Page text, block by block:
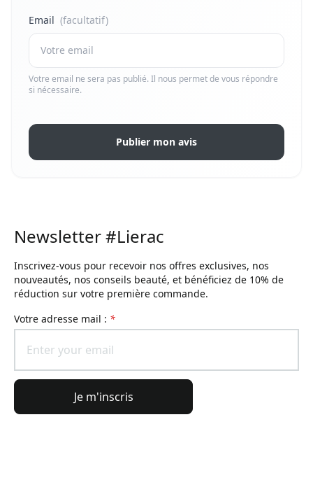
Email (facultatif)
Votre email ne sera pas publié. Il nous permet de vous répondre
si nécessaire.
Publier mon avis
Newsletter #Lierac
Inscrivez-vous pour recevoir nos offres exclusives, nos
nouveautés, nos conseils beauté, et bénéficiez de 10% de
réduction sur votre première commande.
Votre adresse mail : *
Je m'inscris